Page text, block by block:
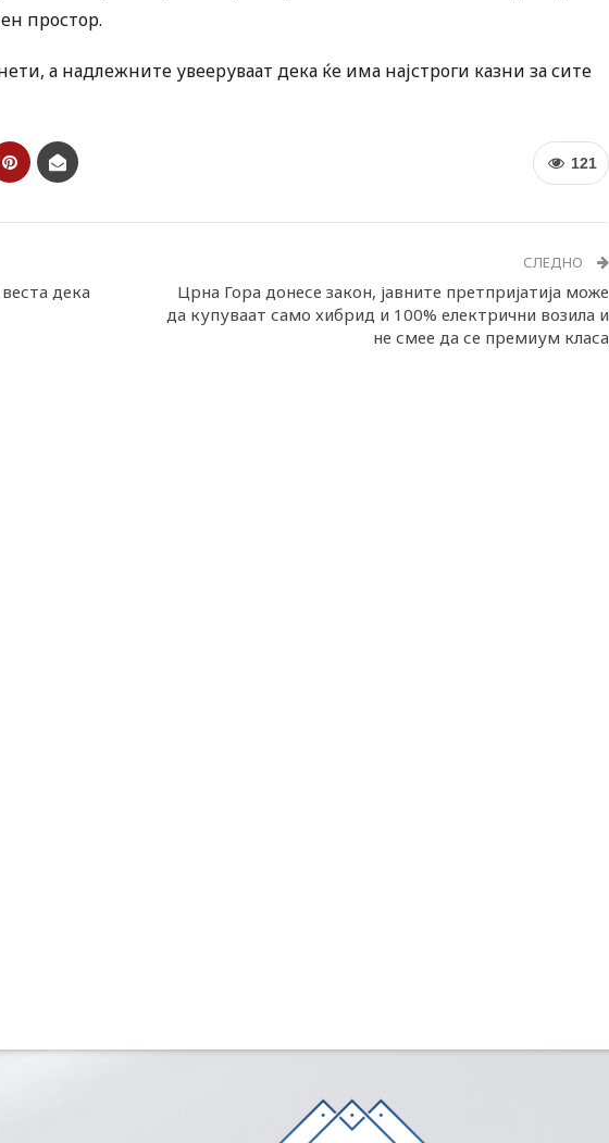
простор.
а надлежните увееруваат дека ќе има најстроги казни за сите
121
дека
СЛЕДНО
Црна Гора донесе закон, јавните претпријатија може
да купуваат само хибрид и 100% електрични возила и
не смее да се премиум класа